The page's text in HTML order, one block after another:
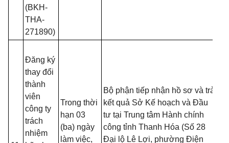
(BKH-
THA-
271890)
Đăng ký
thay đổi
thành
viên
công ty
trách
nhiệm
Trong thời
hạn 03
(ba) ngày
làm việc,
Bộ phận tiếp nhận hồ sơ và trả
kết quả Sở Kế hoạch và Đầu
tư tại Trung tâm Hành chính
công tỉnh Thanh Hóa (Số 28
Đại lộ Lê Lợi, phường Điện